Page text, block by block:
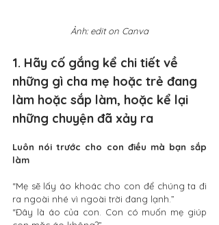
Ảnh: edit on Canva
1. Hãy cố gắng kể chi tiết về
những gì cha mẹ hoặc trẻ đang
làm hoặc sắp làm, hoặc kể lại
những chuyện đã xảy ra
Luôn nói trước cho con điều mà bạn sắp
làm
“Mẹ sẽ lấy áo khoác cho con để chúng ta đi
ra ngoài nhé vì ngoài trời đang lạnh.”
“Đây là áo của con. Con có muốn mẹ giúp